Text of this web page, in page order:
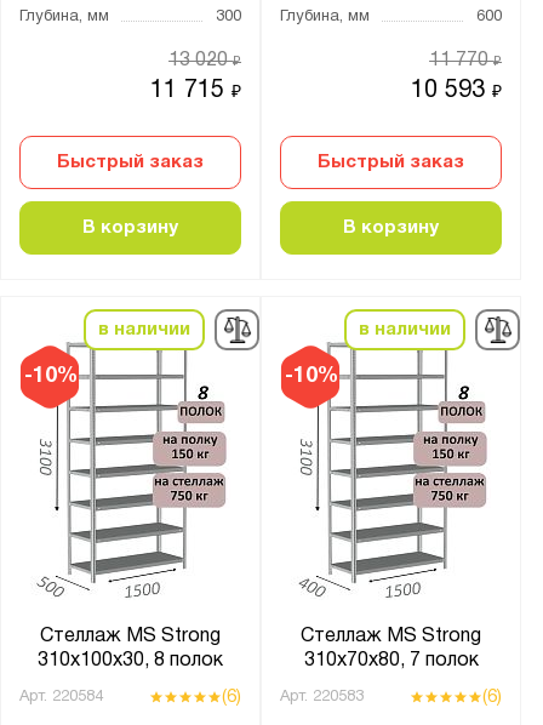
Глубина, мм
300
11 715₽
13 020₽
Быстрый заказ
В корзину
Глубина, мм
600
10 593₽
11 770₽
Быстрый заказ
В корзину
-10%
в наличии
Стеллаж MS Strong
310х100х30, 8 полок
Арт. 220584 (6)
-10%
в наличии
Стеллаж MS Strong
310х70х80, 7 полок
Арт. 220583 (6)
порошковое
Количество полок, шт.:
Нагрузка на полку, кг:
ДВП
ЛДСП
МДФ
Металл
металлическая
Толщина:
от
Количество ярусов: